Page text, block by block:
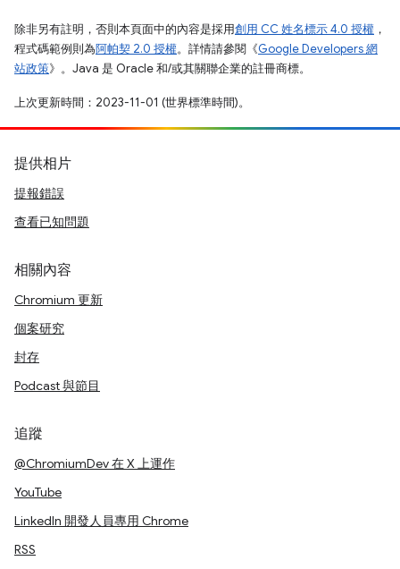
除非另有註明，否則本頁面中的內容是採用創用 CC 姓名標示 4.0 授權 ，
程式碼範例則為阿帕契 2.0 授權。詳情請參閱《Google Developers 網
站政策》。Java 是 Oracle 和/或其關聯企業的註冊商標。
上次更新時間：2023-11-01 (世界標準時間)。
提供相片
提報錯誤
查看已知問題
相關內容
Chromium 更新
個案研究
封存
Podcast 與節目
追蹤
@ChromiumDev 在 X 上運作
YouTube
LinkedIn 開發人員專用 Chrome
RSS